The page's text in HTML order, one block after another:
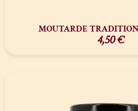
MOUTARDE
4,50€